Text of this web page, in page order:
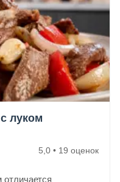
луком
5,0 • 19 оценок